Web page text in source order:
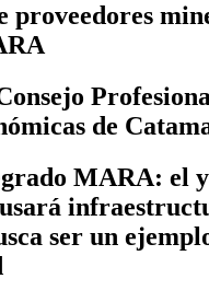
proveedores
de
MARA: el
ser un